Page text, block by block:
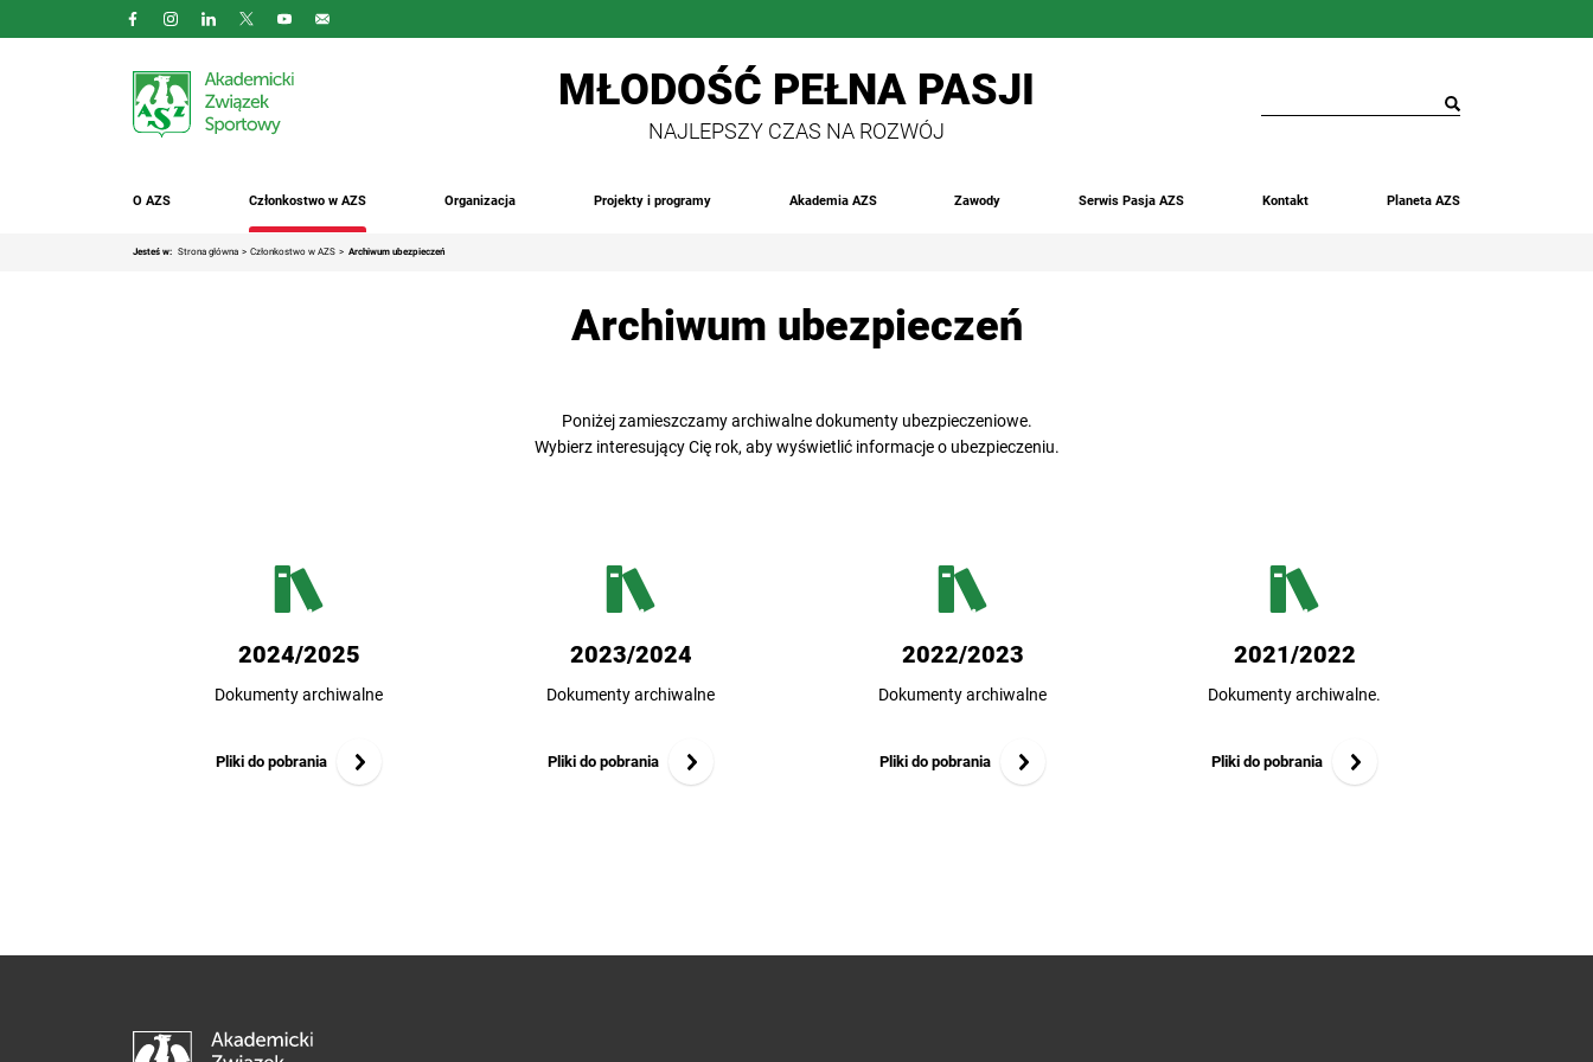
MŁODOŚĆ PEŁNA PASJI
NAJLEPSZY CZAS NA ROZWÓJ
O AZS Członkostwo w AZS Organizacja Projekty i programy Akademia AZS Zawody Serwis Pasja AZS Kontakt Planeta AZS
Jesteś w: Strona główna Członkostwo w AZS Archiwum ubezpieczeń
Archiwum ubezpieczeń
Poniżej zamieszczamy archiwalne dokumenty ubezpieczeniowe.
Wybierz interesujący Cię rok, aby wyświetlić informacje o ubezpieczeniu.
2024/2025
Dokumenty archiwalne
Pliki do pobrania
2023/2024
Dokumenty archiwalne
Pliki do pobrania
2022/2023
Dokumenty archiwalne
Pliki do pobrania
2021/2022
Dokumenty archiwalne.
Pliki do pobrania